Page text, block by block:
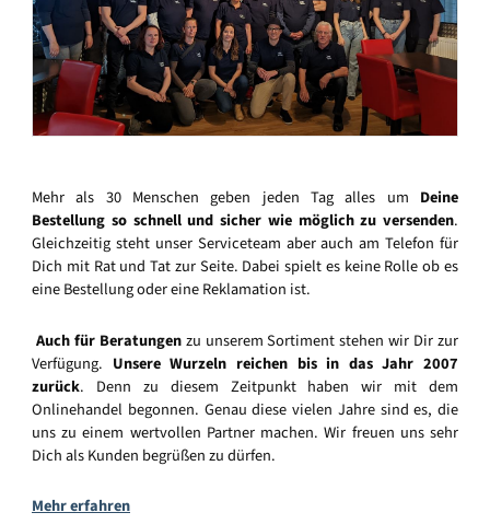
Mehr als 30 Menschen geben jeden Tag alles um Deine
Bestellung so schnell und sicher wie möglich zu versenden.
Gleichzeitig steht unser Serviceteam aber auch am Telefon für
Dich mit Rat und Tat zur Seite. Dabei spielt es keine Rolle ob es
eine Bestellung oder eine Reklamation ist.
Auch für Beratungenzu unserem Sortiment stehen wir Dir zur
Verfügung. Unsere Wurzeln reichen bis in das Jahr 2007
zurück. Denn zu diesem Zeitpunkt haben wir mit dem
Onlinehandel begonnen. Genau diese vielen Jahre sind es, die
uns zu einem wertvollen Partner machen. Wir freuen uns sehr
Dich als Kunden begrüßen zu dürfen.
Mehr erfahren